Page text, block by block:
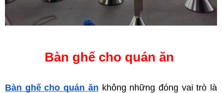
Bàn ghế cho quán ăn
Bàn ghế cho quán ăn không những đóng vai trò là